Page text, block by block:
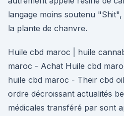
langage moins soutenu
la plante de chanvre.
Huile cbd maroc | huile
maroc - Achat Huile cbd
huile cbd maroc - Their cbd
ordre décroissant actualités
médicales transféré par sont